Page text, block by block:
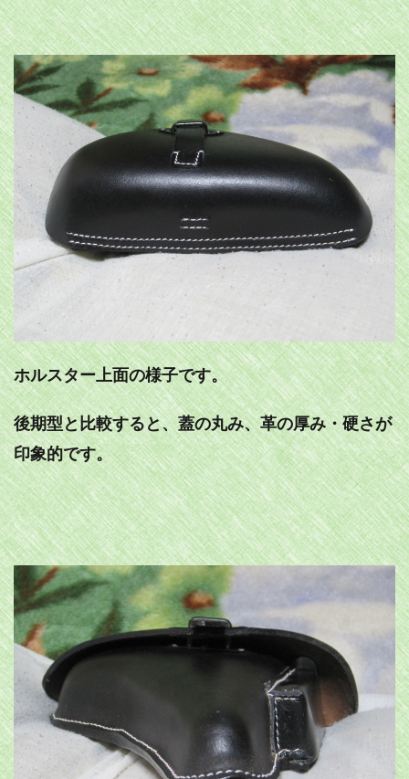
ホルスター上面の様子です。
後期型と比較すると、蓋の丸み、革の厚み・硬さが
印象的です。